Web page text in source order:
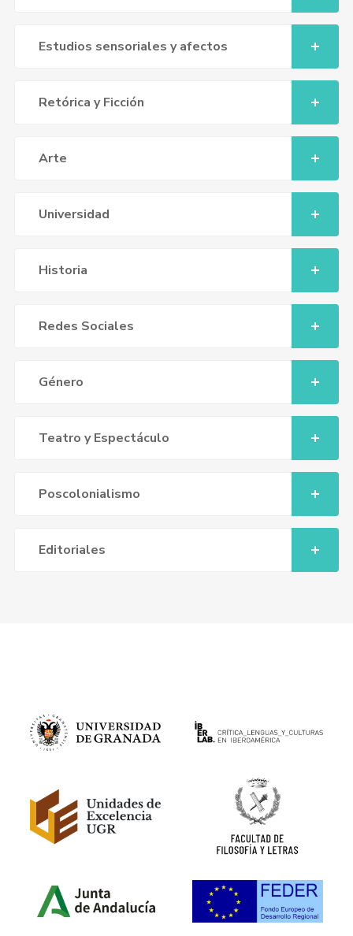
Estudios sensoriales y afectos
Retórica y Ficción
Arte
Universidad
Historia
Redes Sociales
Género
Teatro y Espectáculo
Poscolonialismo
Editoriales